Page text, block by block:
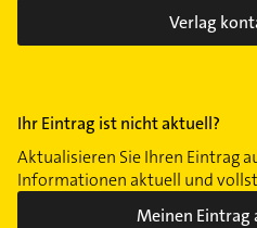
Peterswerder
Verlag
Ihr Eintrag ist nicht aktuell?
Aktualisieren Sie Ihren Eintrag
Informationen aktuell und
Meinen Eintrag